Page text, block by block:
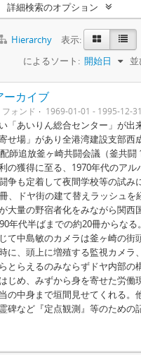
詳細検索のオプション
Hierarchy
表示:
によるソート: 開始日
ーカイブ
フォンド 1969-01-01 - 1995-12-31
「あいりん総合センター」が出
せ場」があり全港湾建設支部西
配師追放釜ヶ崎共闘会議（釜共闘
の獲得に至る、1970年代のアル
争も定着して夜間学校等の試み
、ドヤ街の建て替えラッシュを
大量の野宿者化をみながら関西
年代半ばまでの約20冊からなる。
て中島敏のカメラは釜ヶ崎の街
に、頭上に増殖する監視カメラ
とらえるのみならずドヤ内部の
じめ、みずから身を寄せた労働
の中身まで垣間見せてくれる。
碑など『定点観測』等のための